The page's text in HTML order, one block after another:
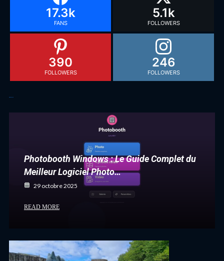
17.3k
FANS
5.1k
FOLLOWERS
390
FOLLOWERS
246
FOLLOWERS
Photobooth Windows : Le Guide Complet du
Meilleur Logiciel Photo…
29 octobre 2025
READ MORE